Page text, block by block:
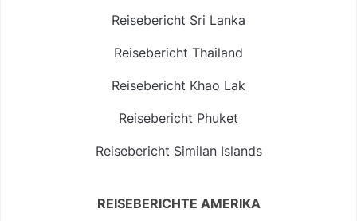
Reisebericht Sri Lanka
Reisebericht Thailand
Reisebericht Khao Lak
Reisebericht Phuket
Reisebericht Similan Islands
REISEBERICHTE AMERIKA